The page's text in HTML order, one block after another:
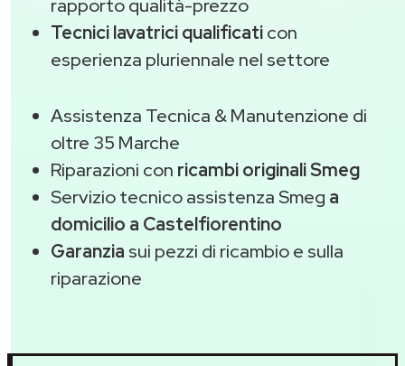
rapporto qualità-prezzo
Tecnici lavatrici qualificaticon
esperienza pluriennale nel settore
Assistenza Tecnica & Manutenzione di
oltre 35 Marche
Riparazioni con ricambi originali Smeg
Servizio tecnico assistenza Smeg a
domicilio a Castelfiorentino
Garanzia sui pezzi di ricambio e sulla
riparazione